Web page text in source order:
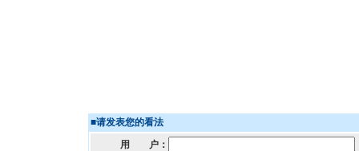
■请发表您的看法
用 户：